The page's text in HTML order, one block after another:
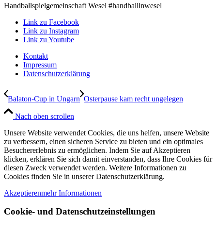
Handballspielgemeinschaft Wesel #handballinwesel
Link zu Facebook
Link zu Instagram
Link zu Youtube
Kontakt
Impressum
Datenschutzerklärung
Balaton-Cup in Ungarn Osterpause kam recht ungelegen
Nach oben scrollen
Unsere Website verwendet Cookies, die uns helfen, unsere Website
zu verbessern, einen sicheren Service zu bieten und ein optimales
Besuchererlebnis zu ermöglichen. Indem Sie auf Akzeptieren
klicken, erklären Sie sich damit einverstanden, dass Ihre Cookies für
diesen Zweck verwendet werden. Weitere Informationen zu
Cookies finden Sie in unserer Datenschutzerklärung.
Akzeptierenmehr Informationen
Cookie- und Datenschutzeinstellungen